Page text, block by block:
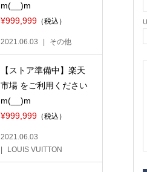
m(__)m
¥999,999（税込）
2021.06.03 その他
【ストア準備中】楽天
市場 をご利用ください
m(__)m
¥999,999（税込）
2021.06.03
LOUIS VUITTON